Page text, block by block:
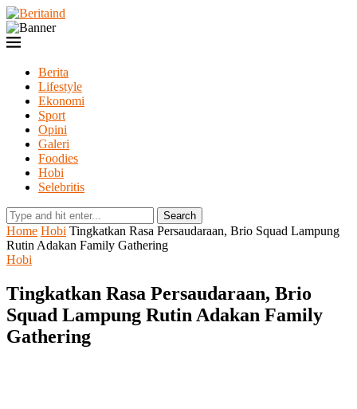
Berita
Lifestyle
Ekonomi
Sport
Opini
Galeri
Foodies
Hobi
Selebritis
Search
Home Hobi Tingkatkan Rasa Persaudaraan, Brio Squad Lampung
Rutin Adakan Family Gathering
Hobi
Tingkatkan Rasa Persaudaraan, Brio
Squad Lampung Rutin Adakan Family
Gathering